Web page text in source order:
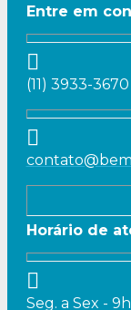
Entre em
(11) 3933-3670
Horário de
Seg. a Sex -